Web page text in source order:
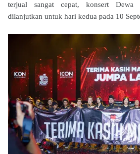
terjual sangat cepat, konsert Dewa
dilanjutkan untuk hari kedua pada 10